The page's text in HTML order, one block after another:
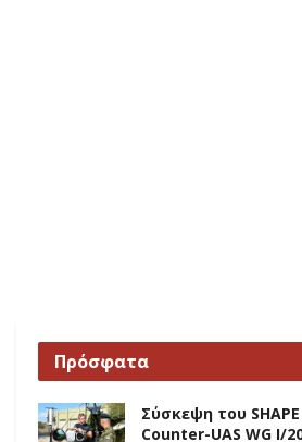
Πρόσφατα
Σύσκεψη του SHAPE
Counter-UAS WG I/